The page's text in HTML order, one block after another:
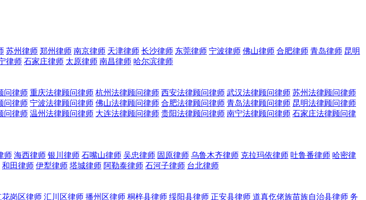
苏州律师 郑州律师 南京律师 天津律师 长沙律师 东莞律师 宁波律师 佛山律师 合肥律师 青岛律师 昆明
律师 石家庄律师 太原律师 南昌律师 哈尔滨律师
问律师 重庆法律顾问律师 杭州法律顾问律师 西安法律顾问律师 武汉法律顾问律师 苏州法律顾问律师
问律师 宁波法律顾问律师 佛山法律顾问律师 合肥法律顾问律师 青岛法律顾问律师 昆明法律顾问律师
问律师 温州法律顾问律师 大连法律顾问律师 贵阳法律顾问律师 南宁法律顾问律师 石家庄法律顾问律
师 海西律师 银川律师 石嘴山律师 吴忠律师 固原律师 乌鲁木齐律师 克拉玛依律师 吐鲁番律师 哈密律
和田律师 伊犁律师 塔城律师 阿勒泰律师 石河子律师 台北律师
花岗区律师 汇川区律师 播州区律师 桐梓县律师 绥阳县律师 正安县律师 道真仡佬族苗族自治县律师 务